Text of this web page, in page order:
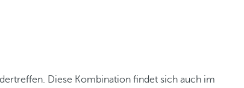
Diese Kombination findet sich auch im